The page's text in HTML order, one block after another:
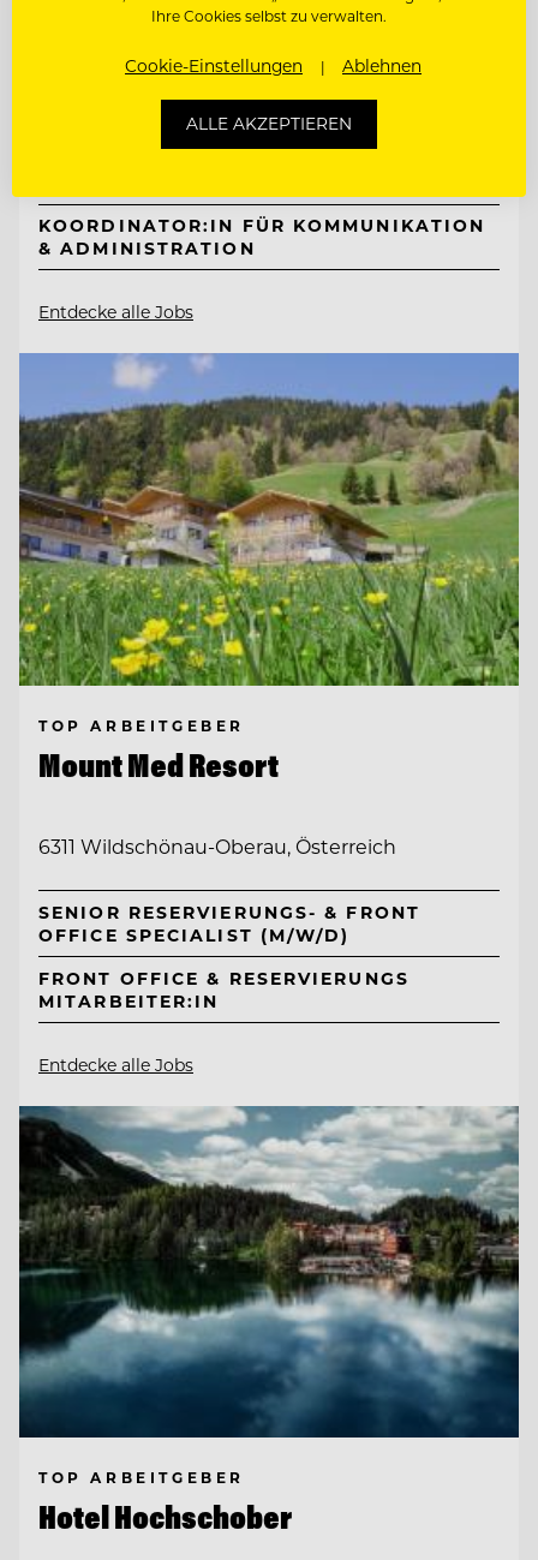
Interalpen-Hotel Tyrol
6410 Telfs, Österreich
KOORDINATOR:IN FÜR KOMMUNIKATION
& ADMINISTRATION
Entdecke alle Jobs
TOP ARBEITGEBER
Mount Med Resort
6311 Wildschönau-Oberau, Österreich
SENIOR RESERVIERUNGS- & FRONT
OFFICE SPECIALIST (M/W/D)
FRONT OFFICE & RESERVIERUNGS
MITARBEITER:IN
Entdecke alle Jobs
TOP ARBEITGEBER
Hotel Hochschober
Ihre Cookies selbst zu verwalten.
Cookie-Einstellungen Ablehnen
ALLE AKZEPTIEREN